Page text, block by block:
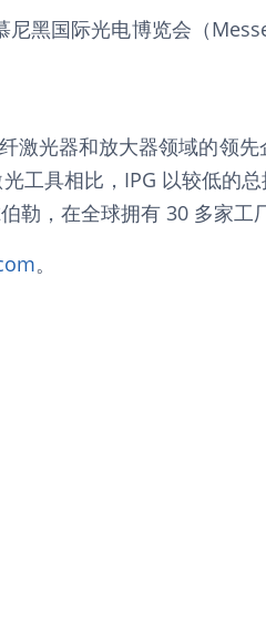
尼黑国际光电博览会（
光器和放大器领域的领
工具相比，IPG 以较低的
勒，在全球拥有 30 多家工
。